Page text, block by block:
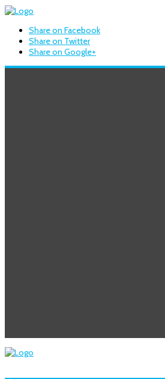
Share on Facebook
Share on Twitter
Share on Google+